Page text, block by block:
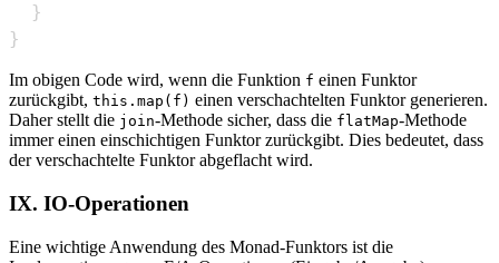
}
}
Im obigen Code wird, wenn die Funktion f einen Funktor
zurückgibt, this.map(f) einen verschachtelten Funktor generieren.
Daher stellt die join-Methode sicher, dass die flatMap-Methode
immer einen einschichtigen Funktor zurückgibt. Dies bedeutet, dass
der verschachtelte Funktor abgeflacht wird.
IX. IO-Operationen
Eine wichtige Anwendung des Monad-Funktors ist die